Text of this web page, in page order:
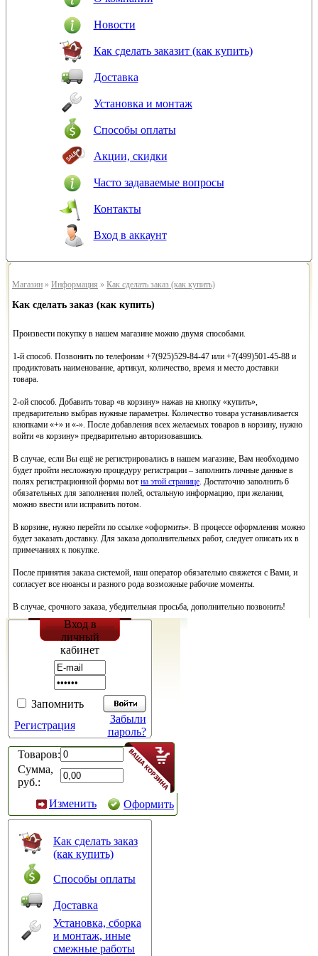
Новости
Как сделать заказит (как купить)
Доставка
Установка и монтаж
Способы оплаты
Акции, скидки
Часто задаваемые вопросы
Контакты
Вход в аккаунт
Магазин » Информация » Как сделать заказ (как купить)
Как сделать заказ (как купить)
Произвести покупку в нашем магазине можно двумя способами.
1-й способ. Позвонить по телефонам +7(925)529-84-47 или +7(499)501-45-88 и
продиктовать наименование, артикул, количество, время и место доставки
товара.
2-ой способ. Добавить товар «в корзину» нажав на кнопку «купить»,
предварительно выбрав нужные параметры. Количество товара устанавливается
кнопками «+» и «-». После добавления всех желаемых товаров в корзину, нужно
войти «в корзину» предварительно авторизовавшись.
В случае, если Вы ещё не регистрировались в нашем магазине, Вам необходимо
будет пройти несложную процедуру регистрации – заполнить личные данные в
полях регистрационной формы вот на этой странице. Достаточно заполнить 6
обязательных для заполнения полей, остальную информацию, при желании,
можно ввести или исправить потом.
В корзине, нужно перейти по ссылке «оформить». В процессе оформления можно
будет заказать доставку. Для заказа дополнительных работ, следует описать их в
примечаниях к покупке.
После принятия заказа системой, наш оператор обязательно свяжется с Вами, и
согласует все нюансы и разного рода возможные рабочие моменты.
В случае, срочного заказа, убедительная просьба, дополнительно позвонить!
Вход в
личный
кабинет
Запомнить
Регистрация
Забыли
пароль?
Товаров:
Сумма,
руб.:
Изменить
Оформить
Как сделать заказ
(как купить)
Способы оплаты
Доставка
Установка, сборка
и монтаж, иные
смежные работы